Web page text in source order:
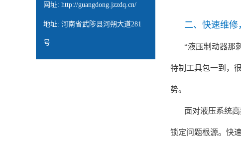
网址: http://guangdong.jzzdq.cn/
地址: 河南省武陟县河朔大道281
号
二、快速维
“液压制动器那
特制工具包一到，
势。
面对液压系统
锁定问题根源。快